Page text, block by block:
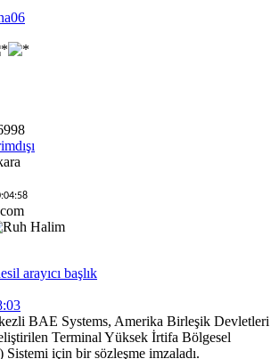
arayıcı başlık
BAE Systems, Amerika Birleşik Devletleri
Terminal Yüksek İrtifa Bölgesel
için bir sözleşme imzaladı.